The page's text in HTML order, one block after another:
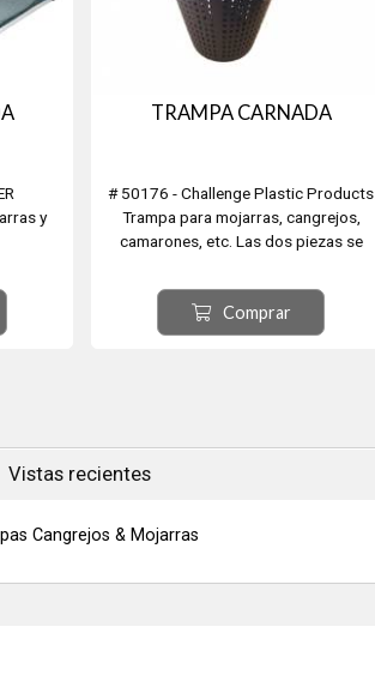
y
TRAMPA CARNADA
# 50176 - Challenge Plastic Products
Trampa para mojarras, cangrejos,
camarones, etc. Las dos piezas se
captura de los pececillos y se
desmontan para ahorrar espacio en el
almacenamiento.
Comprar
Vistas recientes
Cangrejos & Mojarras